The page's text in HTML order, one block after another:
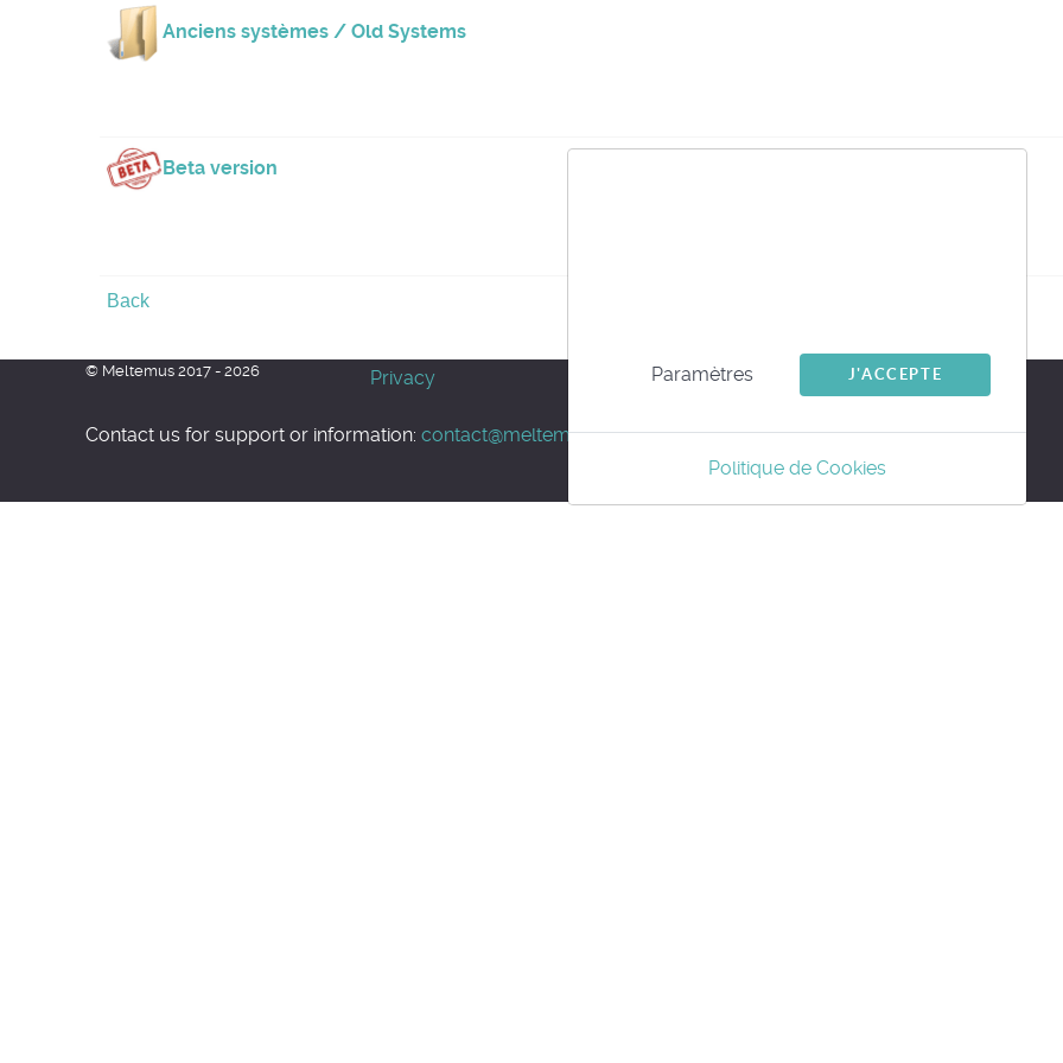
Anciens systèmes / Old Systems
Beta version
Back
© Meltemus 2017 - 2026 Privacy
Contact us for support or information: contact@meltemus.com
Paramètres J'ACCEPTE
Politique de Cookies